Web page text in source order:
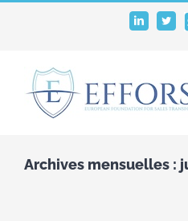
LinkedIn
Archives mensuelles :